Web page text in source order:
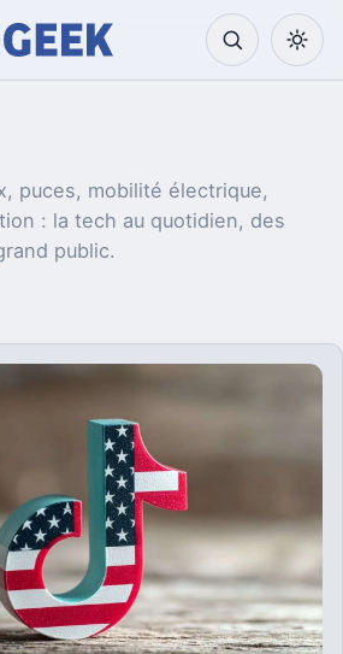
puces, mobilité électrique,
: la tech au quotidien, des
public.